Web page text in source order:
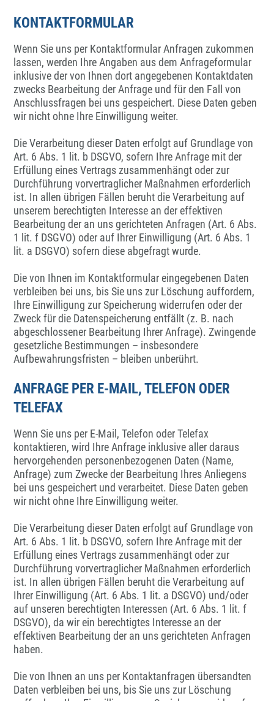
KONTAKTFORMULAR
Wenn Sie uns per Kontaktformular Anfragen zukommen
lassen, werden Ihre Angaben aus dem Anfrageformular
inklusive der von Ihnen dort angegebenen Kontaktdaten
zwecks Bearbeitung der Anfrage und für den Fall von
Anschlussfragen bei uns gespeichert. Diese Daten geben
wir nicht ohne Ihre Einwilligung weiter.
Die Verarbeitung dieser Daten erfolgt auf Grundlage von
Art. 6 Abs. 1 lit. b DSGVO, sofern Ihre Anfrage mit der
Erfüllung eines Vertrags zusammenhängt oder zur
Durchführung vorvertraglicher Maßnahmen erforderlich
ist. In allen übrigen Fällen beruht die Verarbeitung auf
unserem berechtigten Interesse an der effektiven
Bearbeitung der an uns gerichteten Anfragen (Art. 6 Abs.
1 lit. f DSGVO) oder auf Ihrer Einwilligung (Art. 6 Abs. 1
lit. a DSGVO) sofern diese abgefragt wurde.
Die von Ihnen im Kontaktformular eingegebenen Daten
verbleiben bei uns, bis Sie uns zur Löschung auffordern,
Ihre Einwilligung zur Speicherung widerrufen oder der
Zweck für die Datenspeicherung entfällt (z. B. nach
abgeschlossener Bearbeitung Ihrer Anfrage). Zwingende
gesetzliche Bestimmungen – insbesondere
Aufbewahrungsfristen – bleiben unberührt.
ANFRAGE PER E-MAIL, TELEFON ODER
TELEFAX
Wenn Sie uns per E-Mail, Telefon oder Telefax
kontaktieren, wird Ihre Anfrage inklusive aller daraus
hervorgehenden personenbezogenen Daten (Name,
Anfrage) zum Zwecke der Bearbeitung Ihres Anliegens
bei uns gespeichert und verarbeitet. Diese Daten geben
wir nicht ohne Ihre Einwilligung weiter.
Die Verarbeitung dieser Daten erfolgt auf Grundlage von
Art. 6 Abs. 1 lit. b DSGVO, sofern Ihre Anfrage mit der
Erfüllung eines Vertrags zusammenhängt oder zur
Durchführung vorvertraglicher Maßnahmen erforderlich
ist. In allen übrigen Fällen beruht die Verarbeitung auf
Ihrer Einwilligung (Art. 6 Abs. 1 lit. a DSGVO) und/oder
auf unseren berechtigten Interessen (Art. 6 Abs. 1 lit. f
DSGVO), da wir ein berechtigtes Interesse an der
effektiven Bearbeitung der an uns gerichteten Anfragen
haben.
Die von Ihnen an uns per Kontaktanfragen übersandten
Daten verbleiben bei uns, bis Sie uns zur Löschung